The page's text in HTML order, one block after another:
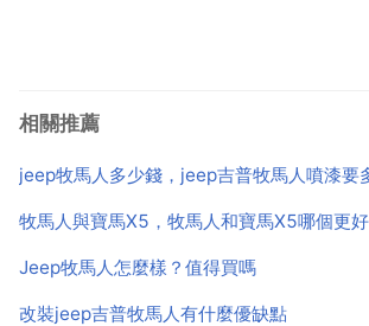
相關推薦
jeep牧馬人多少錢，jeep吉普牧馬人噴漆要
牧馬人與寶馬X5，牧馬人和寶馬X5哪個更好
Jeep牧馬人怎麼樣？值得買嗎
改裝jeep吉普牧馬人有什麼優缺點